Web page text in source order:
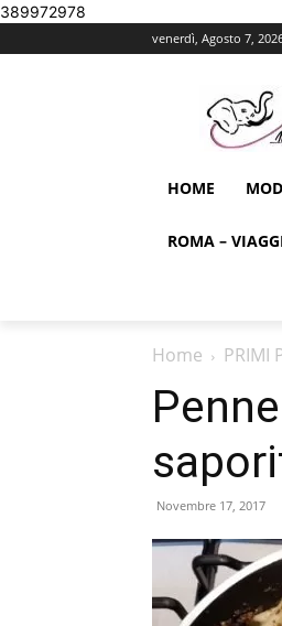
389972978
venerdì, Agosto 7,
HOME
ROMA –
Home PRIMI
Novembre 17, 2017